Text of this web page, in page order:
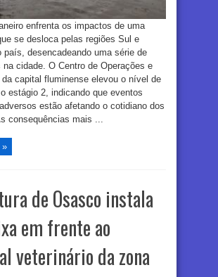
enfrenta os impactos de uma
se desloca pelas regiões Sul e
país, desencadeando uma série de
na cidade. O Centro de Operações e
da capital fluminense elevou o nível de
estágio 2, indicando que eventos
estão afetando o cotidiano dos
consequências mais ...
»
de Osasco instala
em frente ao
veterinário da zona